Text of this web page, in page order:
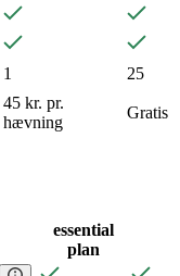
1
25
45 kr. pr.
hævning
Gratis
essential
plan